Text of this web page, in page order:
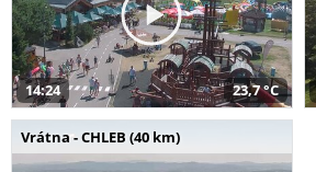
14:24 23,7 °C
Vrátna - CHLEB (40 km)